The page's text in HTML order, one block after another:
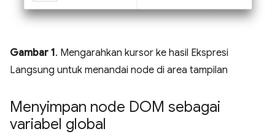
Gambar 1. Mengarahkan kursor ke hasil Ekspresi
Langsung untuk menandai node di area tampilan
Menyimpan node DOM sebagai
variabel global